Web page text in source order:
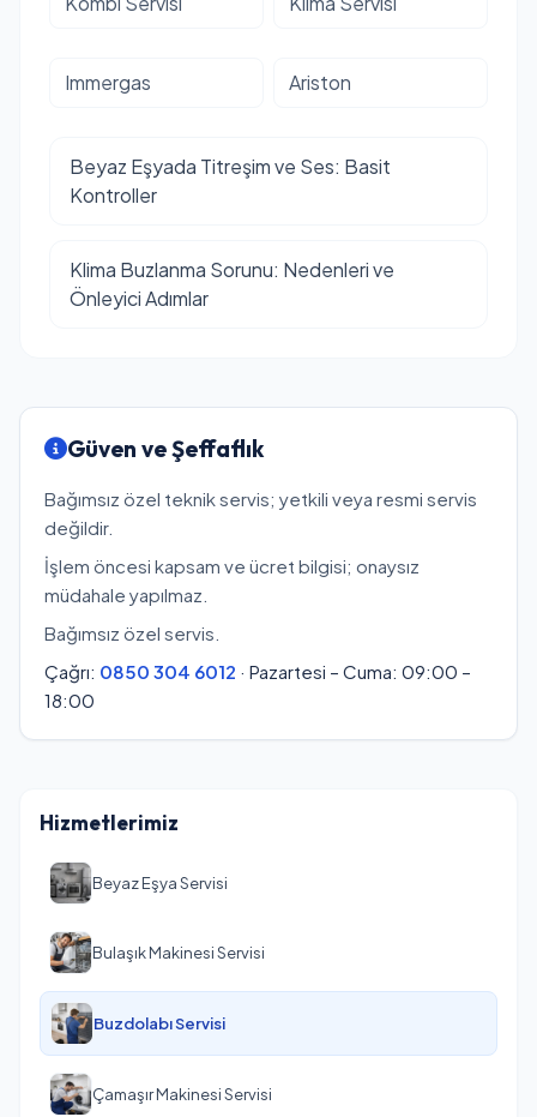
Immergas Ariston
Beyaz Eşyada Titreşim ve Ses: Basit
Kontroller
Klima Buzlanma Sorunu: Nedenleri ve
Önleyici Adımlar
Güven ve Şeffaflık
Bağımsız özel teknik servis; yetkili veya resmi servis
değildir.
İşlem öncesi kapsam ve ücret bilgisi; onaysız
müdahale yapılmaz.
Bağımsız özel servis.
Çağrı: 0850 304 6012 · Pazartesi – Cuma: 09:00 –
18:00
Hizmetlerimiz
Beyaz Eşya Servisi
Bulaşık Makinesi Servisi
Buzdolabı Servisi
Çamaşır Makinesi Servisi